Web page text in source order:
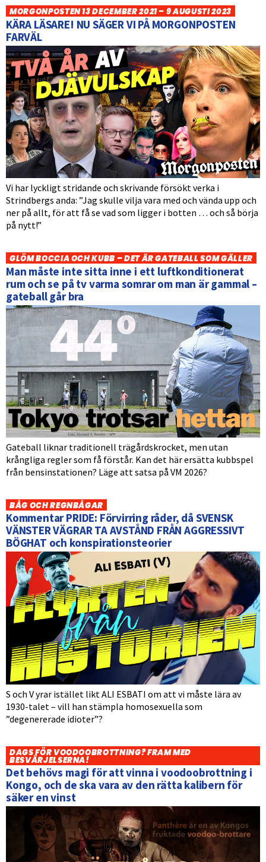
MORGONPOSTEN 13 DECEMBER 2021 – 9 AUGUSTI 2023
KÄRA LÄSARE! NU SÄGER VI PÅ MORGONPOSTEN
FARVÄL
Vi har lyckligt stridande och skrivande försökt verka i
Strindbergs anda: ”Jag skulle vilja vara med och vända upp och
ner på allt, för att få se vad som ligger i botten … och så börja
på nytt!”
GLÖM BOCCIA OCH KUBB – DET ÄR GATEBALL SOM GÄLLER
Man måste inte sitta inne i ett luftkonditionerat
rum och se på tv varma somrar om man är gammal –
gateball går bra
Gateball liknar traditionell trägårdskrocket, men utan
krångliga regler som få förstår. Kan det här ersätta kubbspel
från bensinstationen? Läge att satsa på VM 2026?
BÅG OCH REGNBÅGAR
Kommentar PRIDE: Förvirring råder, då SVENSK
VÄNSTER VÄGRAR TA AVSTÅND FRÅN AGGRESSIVT
BÖGHAT och konspirationsteorier
S och V yrar istället likt ALI ESBATI om att vi måste lära av
1930-talet – vill han stämpla homosexuella som
”degenererade idioter”?
DAGS FÖR VOODOOBROTTNING? FRAM MED
BESVÄRJELSERNA!
Det behövs magi för att vinna i voodoobrottning i
Kongo, och de ska vara av den rätta kalibern för
säker en vinst